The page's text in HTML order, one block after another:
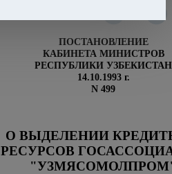
ПОСТАНОВЛЕНИЕ
КАБИНЕТА МИНИСТРОВ
РЕСПУБЛИКИ УЗБЕКИСТАН
14.10.1993 г.
N 499
О ВЫДЕЛЕНИИ
РЕСУРСОВ